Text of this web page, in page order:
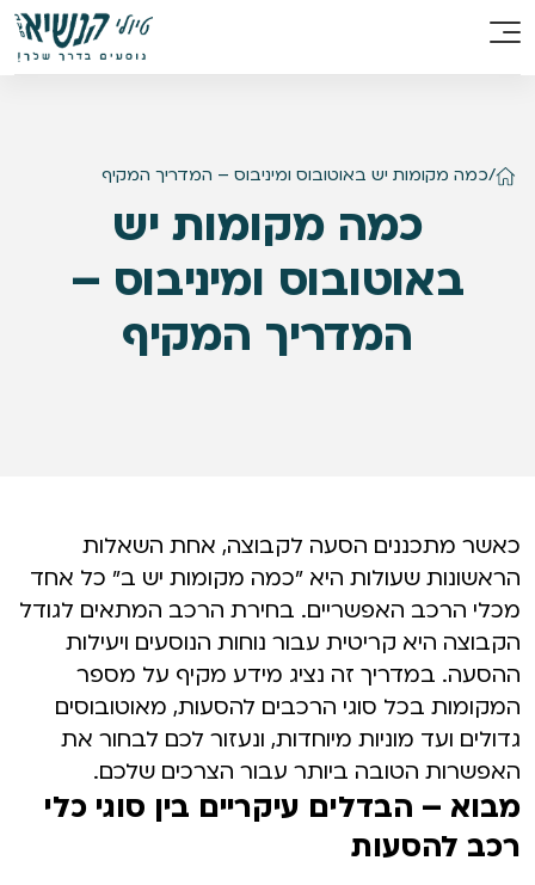
/כמה מקומות יש באוטובוס ומיניבוס – המדריך המקיף
כמה מקומות יש
באוטובוס ומיניבוס –
המדריך המקיף
כאשר מתכננים הסעה לקבוצה, אחת השאלות
הראשונות שעולות היא "כמה מקומות יש ב" כל אחד
מכלי הרכב האפשריים. בחירת הרכב המתאים לגודל
הקבוצה היא קריטית עבור נוחות הנוסעים ויעילות
ההסעה. במדריך זה נציג מידע מקיף על מספר
המקומות בכל סוגי הרכבים להסעות, מאוטובוסים
גדולים ועד מוניות מיוחדות, ונעזור לכם לבחור את
האפשרות הטובה ביותר עבור הצרכים שלכם.
מבוא – הבדלים עיקריים בין סוגי כלי
רכב להסעות